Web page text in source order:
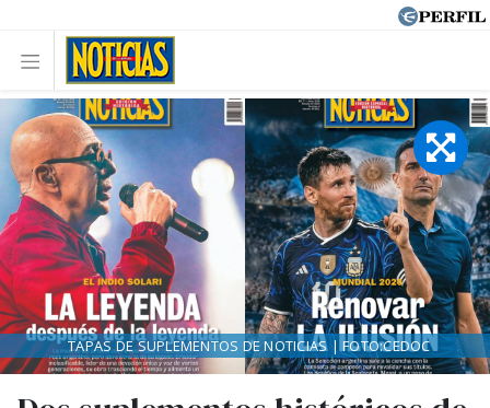
TAPAS DE SUPLEMENTOS DE NOTICIAS | FOTO:CEDOC